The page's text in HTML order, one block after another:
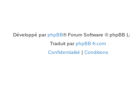
Développé parphpBB® Forum Software © phpBB
Traduit parphpBB-fr.com
Confidentialité | Conditions